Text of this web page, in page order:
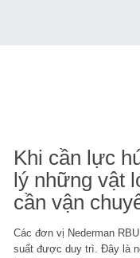
Khi cần lực
lý những vật
cần vận
Các đơn vị Nederman
suất được duy trì. Đây là